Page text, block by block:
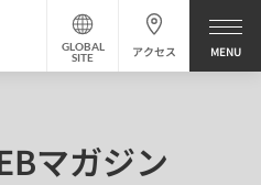
アクセス
GLOBAL
SITE
マガジン